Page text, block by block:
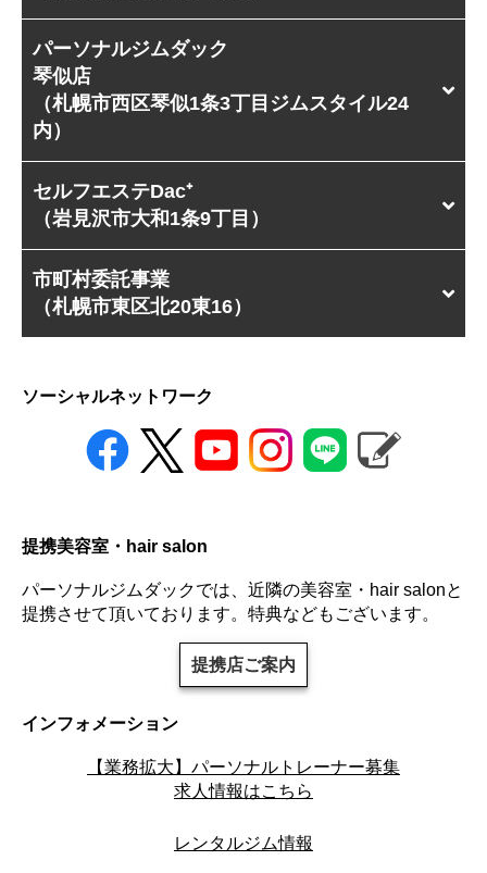
パーソナルジムダック
琴似店
（札幌市西区琴似1条3丁目ジムスタイル24
内）
セルフエステDac⁺
（岩見沢市大和1条9丁目）
市町村委託事業
（札幌市東区北20東16）
ソーシャルネットワーク
提携美容室・hair salon
パーソナルジムダックでは、近隣の美容室・hair salonと
提携させて頂いております。特典などもございます。
提携店ご案内
インフォメーション
【業務拡大】パーソナルトレーナー募集
求人情報はこちら
レンタルジム情報